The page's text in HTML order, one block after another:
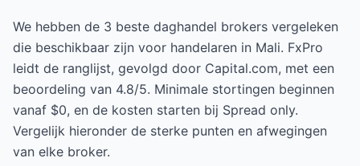
We hebben de 3 beste daghandel brokers vergeleken
die beschikbaar zijn voor handelaren in Mali. FxPro
leidt de ranglijst, gevolgd door Capital.com, met een
beoordeling van 4.8/5. Minimale stortingen beginnen
vanaf $0, en de kosten starten bij Spread only.
Vergelijk hieronder de sterke punten en afwegingen
van elke broker.